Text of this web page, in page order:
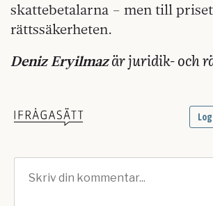
skattebetalarna – men till
rättssäkerheten.
Deniz Eryilmazär juridik- och